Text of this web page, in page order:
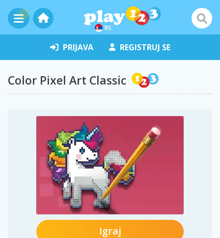
RS
PRIJAVA REGISTRUJ SE
Color Pixel Art Classic
Igraj